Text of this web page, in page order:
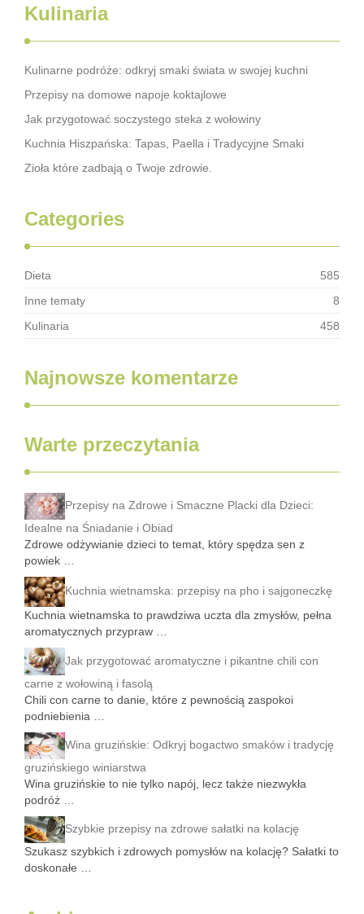
Kulinaria
Kulinarne podróże: odkryj smaki świata w swojej kuchni
Przepisy na domowe napoje koktajlowe
Jak przygotować soczystego steka z wołowiny
Kuchnia Hiszpańska: Tapas, Paella i Tradycyjne Smaki
Zioła które zadbają o Twoje zdrowie.
Categories
Dieta
585
Inne tematy
8
Kulinaria
458
Najnowsze komentarze
Warte przeczytania
Przepisy na Zdrowe i Smaczne Placki dla Dzieci:
Idealne na Śniadanie i Obiad
Zdrowe odżywianie dzieci to temat, który spędza sen z
powiek …
Kuchnia wietnamska: przepisy na pho i sajgoneczkę
Kuchnia wietnamska to prawdziwa uczta dla zmysłów, pełna
aromatycznych przypraw …
Jak przygotować aromatyczne i pikantne chili con
carne z wołowiną i fasolą
Chili con carne to danie, które z pewnością zaspokoi
podniebienia …
Wina gruzińskie: Odkryj bogactwo smaków i tradycję
gruzińskiego winiarstwa
Wina gruzińskie to nie tylko napój, lecz także niezwykła
podróż …
Szybkie przepisy na zdrowe sałatki na kolację
Szukasz szybkich i zdrowych pomysłów na kolację? Sałatki to
doskonałe …